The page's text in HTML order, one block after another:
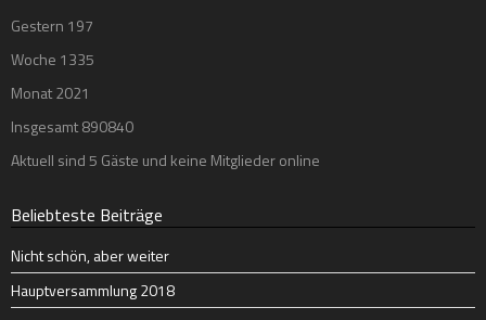
Gestern 197
Woche 1335
Monat2021
Insgesamt890840
Aktuell sind 5 Gäste und keine Mitglieder online
Beliebteste Beiträge
Nicht schön, aber weiter
Hauptversammlung 2018